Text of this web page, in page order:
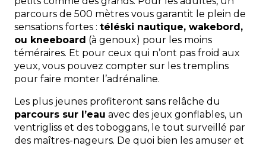
parcours de 500 mètres vous garantit le plein de
sensations fortes : téléski nautique, wakebord,
ou kneeboard (à genoux) pour les moins
téméraires. Et pour ceux qui n’ont pas froid aux
yeux, vous pouvez compter sur les tremplins
pour faire monter l’adrénaline.
Les plus jeunes profiteront sans relâche du
parcours sur l’eau avec des jeux gonflables, un
ventrigliss et des toboggans, le tout surveillé par
des maîtres-nageurs. De quoi bien les amuser et